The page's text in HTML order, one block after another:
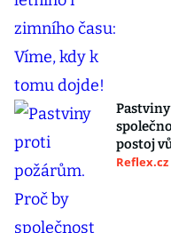
postoj
Reflex.cz